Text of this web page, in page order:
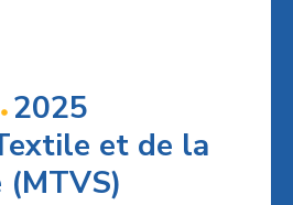
2025
et de la
(MTVS)